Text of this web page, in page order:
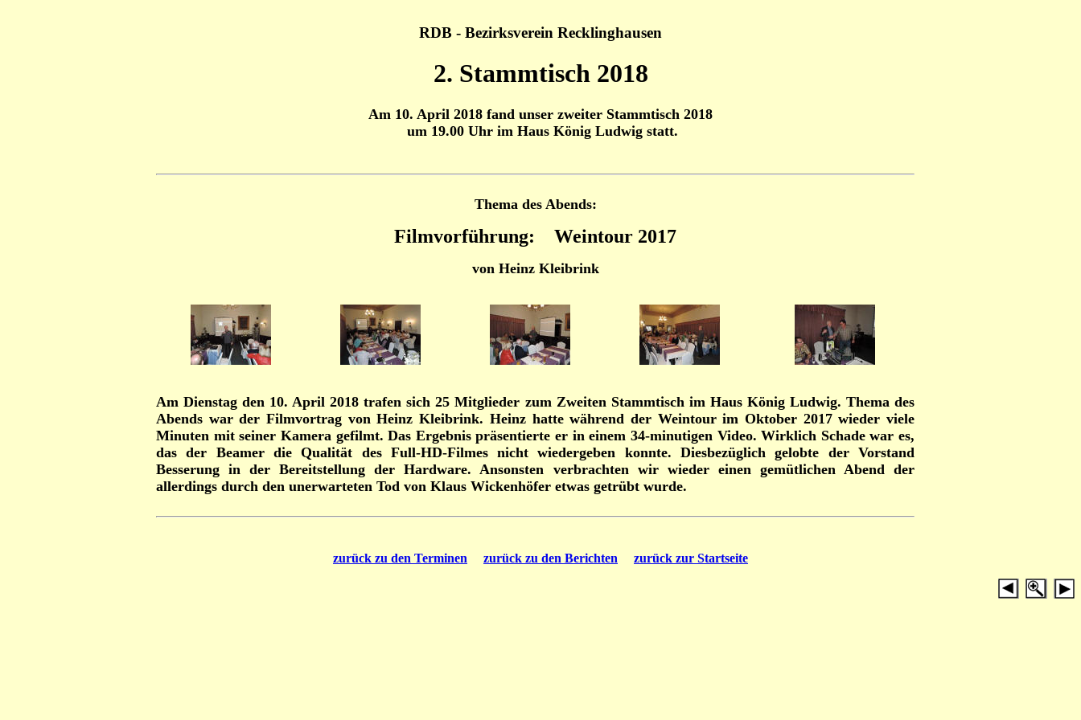
RDB - Bezirksverein Recklinghausen
2. Stammtisch 2018
Am 10. April 2018 fand unser zweiter Stammtisch 2018
um 19.00 Uhr im Haus König Ludwig statt.
Thema des Abends:
Filmvorführung: Weintour 2017
von Heinz Kleibrink
Am Dienstag den 10. April 2018 trafen sich 25 Mitglieder zum Zweiten Stammtisch im Haus König Ludwig. Thema des
Abends war der Filmvortrag von Heinz Kleibrink. Heinz hatte während der Weintour im Oktober 2017 wieder viele
Minuten mit seiner Kamera gefilmt. Das Ergebnis präsentierte er in einem 34-minutigen Video. Wirklich Schade war es,
das der Beamer die Qualität des Full-HD-Filmes nicht wiedergeben konnte. Diesbezüglich gelobte der Vorstand
Besserung in der Bereitstellung der Hardware. Ansonsten verbrachten wir wieder einen gemütlichen Abend der
allerdings durch den unerwarteten Tod von Klaus Wickenhöfer etwas getrübt wurde.
zurück zu den Terminen zurück zu den Berichten zurück zur Startseite